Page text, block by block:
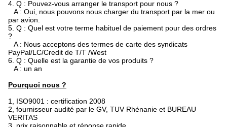
4. Q : Pouvez-vous arranger le transport pour nous ?
A : Oui, nous pouvons nous charger du transport par la mer ou
par avion.
5. Q : Quel est votre terme habituel de paiement pour des ordres
?
A : Nous acceptons des termes de carte des syndicats
PayPal/LC/Credit de T/T /West
6. Q : Quelle est la garantie de vos produits ?
A : un an
Pourquoi nous ?
1, ISO9001 : certification 2008
2, fournisseur audité par le GV, TUV Rhénanie et BUREAU
VERITAS
3, prix raisonnable et réponse rapide